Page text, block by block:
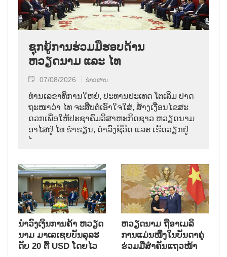
ຊຸກຍູ້ການຮ່ວມມືຮອບດ້ານ
ຫວຽດນາມ ແລະ ໄທ
07/08/2026 ຂ່າວສານ
ທ່ານ​ເລ​ຂາ​ທິ​ການ​ໃຫຍ່, ປະ​ທານ​ປະ​ເທດ ໂຕ​ເລິມ ປາດ​
ຖະ​ໜາ​ວ່າ ໄທ​ ຈະ​ສືບ​ຕໍ່​ເອົາ​ໃຈ​ໃສ່, ສ້າງ​ເງື່ອນ​ໄຂ​ສະ​
ດວກ​ເພື່ອ​ໃຫ້​ປະ​ຊາ​ຄົມ​ວ​ິ​ສາ​ຫະ​ກິດ​ຊາວ ຫວຽດ​ນາມ
ອາ​ໄສ​ຢູ່ ໄທ ຮ່ຳ​ຮຽນ, ດຳ​ລົງ​ຊີ​ວິດ ແລະ ເຮັດ​ວຽກ​ຢູ່​
ໄທ.
ນຳ​ວົງ​ເງິນ​ການ​ຄ້າ ຫວຽດ​
ນາມ ມາ​ເລ​ເຊຍ​ບັນ​ລຸ​ລະ​
ດັບ 20 ຕື້ USD ໂດຍ​ໄວ
ຫ​ວຽດ​ນາມ ຖື​ອາ​ເມ​ລິ​
ການ​ແມ່ນ​ໜຶ່ງ​ໃນ​ບັນ​ດາ​ຄູ່​
ຮ່ວມ​ມື​ສຳ​ຄັນ​ແຖວ​ໜ້າ